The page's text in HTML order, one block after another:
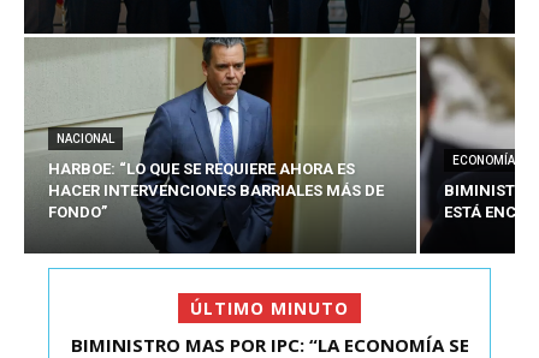
NACIONAL
HARBOE: “LO QUE SE REQUIERE AHORA ES
HACER INTERVENCIONES BARRIALES MÁS DE
FONDO”
ECONOMÍA
BIMINISTRO
ESTÁ
ÚLTIMO MINUTO
BIMINISTRO MAS POR IPC: “LA ECONOMÍA SE